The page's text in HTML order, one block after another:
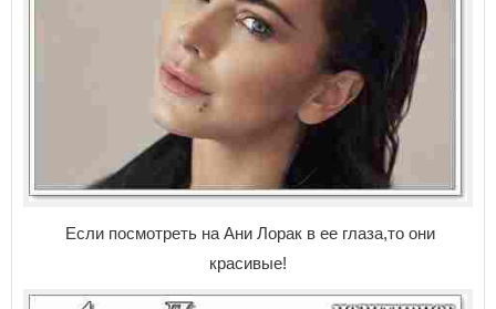
Если посмотреть на Ани Лорак в ее глаза,то они
красивые!